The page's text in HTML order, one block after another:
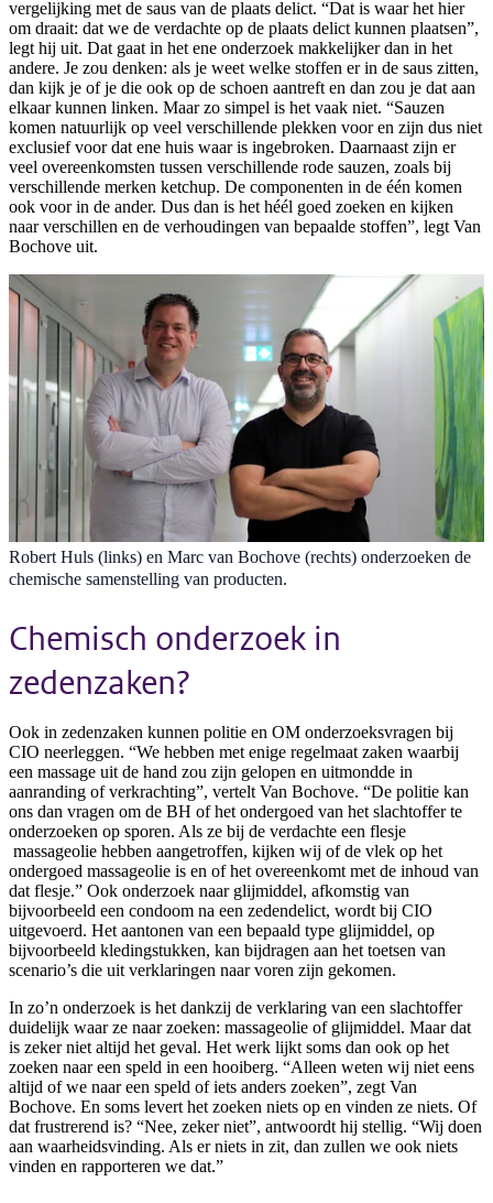
vergelijking met de saus van de plaats delict. “Dat is waar het hier
om draait: dat we de verdachte op de plaats delict kunnen plaatsen”,
legt hij uit. Dat gaat in het ene onderzoek makkelijker dan in het
andere. Je zou denken: als je weet welke stoffen er in de saus zitten,
dan kijk je of je die ook op de schoen aantreft en dan zou je dat aan
elkaar kunnen linken. Maar zo simpel is het vaak niet. “Sauzen
komen natuurlijk op veel verschillende plekken voor en zijn dus niet
exclusief voor dat ene huis waar is ingebroken. Daarnaast zijn er
veel overeenkomsten tussen verschillende rode sauzen, zoals bij
verschillende merken ketchup. De componenten in de één komen
ook voor in de ander. Dus dan is het héél goed zoeken en kijken
naar verschillen en de verhoudingen van bepaalde stoffen”, legt Van
Bochove uit.
Robert Huls (links) en Marc van Bochove (rechts) onderzoeken de
chemische samenstelling van producten.
Chemisch onderzoek in
zedenzaken?
Ook in zedenzaken kunnen politie en OM onderzoeksvragen bij
CIO neerleggen. “We hebben met enige regelmaat zaken waarbij
een massage uit de hand zou zijn gelopen en uitmondde in
aanranding of verkrachting”, vertelt Van Bochove. “De politie kan
ons dan vragen om de BH of het ondergoed van het slachtoffer te
onderzoeken op sporen. Als ze bij de verdachte een flesje
massageolie hebben aangetroffen, kijken wij of de vlek op het
ondergoed massageolie is en of het overeenkomt met de inhoud van
dat flesje.” Ook onderzoek naar glijmiddel, afkomstig van
bijvoorbeeld een condoom na een zedendelict, wordt bij CIO
uitgevoerd. Het aantonen van een bepaald type glijmiddel, op
bijvoorbeeld kledingstukken, kan bijdragen aan het toetsen van
scenario’s die uit verklaringen naar voren zijn gekomen.
In zo’n onderzoek is het dankzij de verklaring van een slachtoffer
duidelijk waar ze naar zoeken: massageolie of glijmiddel. Maar dat
is zeker niet altijd het geval. Het werk lijkt soms dan ook op het
zoeken naar een speld in een hooiberg. “Alleen weten wij niet eens
altijd of we naar een speld of iets anders zoeken”, zegt Van
Bochove. En soms levert het zoeken niets op en vinden ze niets. Of
dat frustrerend is? “Nee, zeker niet”, antwoordt hij stellig. “Wij doen
aan waarheidsvinding. Als er niets in zit, dan zullen we ook niets
vinden en rapporteren we dat.”